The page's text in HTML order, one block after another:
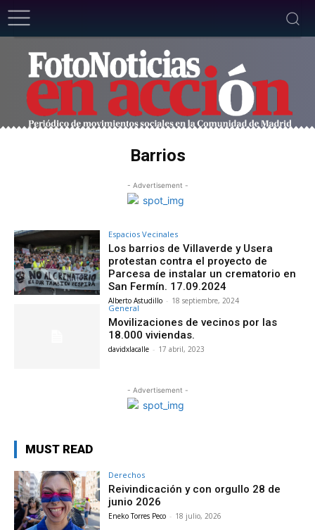
Barrios
- Advertisement -
Espacios Vecinales
Los barrios de Villaverde y Usera
protestan contra el proyecto de
Parcesa de instalar un crematorio en
San Fermín. 17.09.2024
Alberto Astudillo - 18 septiembre, 2024
General
Movilizaciones de vecinos por las
18.000 viviendas.
davidxlacalle - 17 abril, 2023
- Advertisement -
MUST READ
Derechos
Reivindicación y con orgullo 28 de
junio 2026
Eneko Torres Peco - 18 julio, 2026